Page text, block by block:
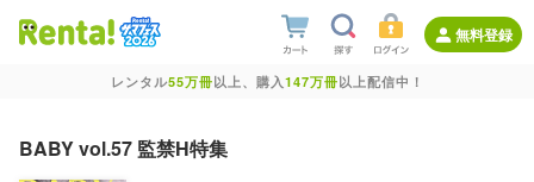
無料登録
レンタル55万冊以上、購入147万冊以上配信中！
BABY vol.57 監禁H特集